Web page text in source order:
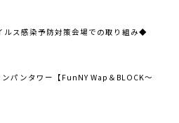
ス感染予防対策会場での取り組み◆
パンタワー【FunNY Wap＆BLOCK～